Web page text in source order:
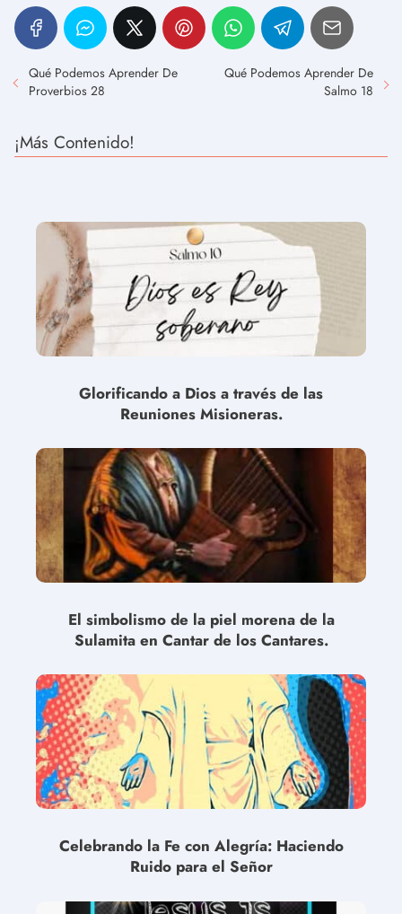
Qué Podemos Aprender De
Proverbios 28
Qué Podemos Aprender De
Salmo 18
¡Más Contenido!
Glorificando a Dios a través de las
Reuniones Misioneras.
El simbolismo de la piel morena de la
Sulamita en Cantar de los Cantares.
Celebrando la Fe con Alegría: Haciendo
Ruido para el Señor